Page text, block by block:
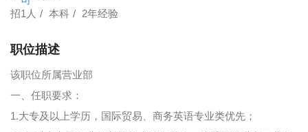
招1人 本科 2年经验
职位描述
该职位所属营业部
一、任职要求：
1.大专及以上学历，国际贸易、商务英语专业类优先；